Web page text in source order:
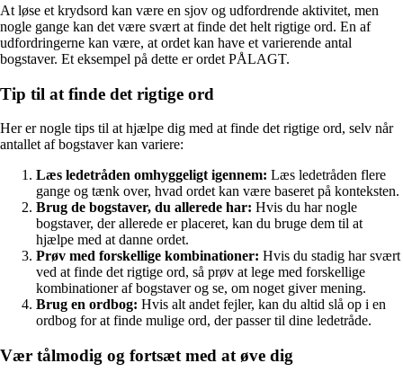
At løse et krydsord kan være en sjov og udfordrende aktivitet, men
nogle gange kan det være svært at finde det helt rigtige ord. En af
udfordringerne kan være, at ordet kan have et varierende antal
bogstaver. Et eksempel på dette er ordet PÅLAGT.
Tip til at finde det rigtige ord
Her er nogle tips til at hjælpe dig med at finde det rigtige ord, selv når
antallet af bogstaver kan variere:
Læs ledetråden omhyggeligt igennem: Læs ledetråden flere
gange og tænk over, hvad ordet kan være baseret på konteksten.
Brug de bogstaver, du allerede har: Hvis du har nogle
bogstaver, der allerede er placeret, kan du bruge dem til at
hjælpe med at danne ordet.
Prøv med forskellige kombinationer: Hvis du stadig har svært
ved at finde det rigtige ord, så prøv at lege med forskellige
kombinationer af bogstaver og se, om noget giver mening.
Brug en ordbog: Hvis alt andet fejler, kan du altid slå op i en
ordbog for at finde mulige ord, der passer til dine ledetråde.
Vær tålmodig og fortsæt med at øve dig